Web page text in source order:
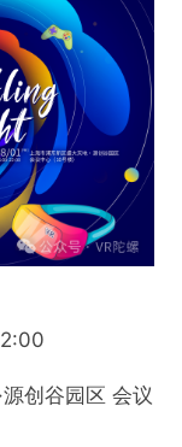
创谷园区 会议